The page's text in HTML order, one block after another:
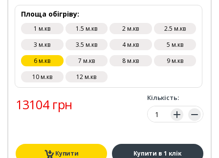
Площа обігріву:
1 м.кв 1.5 м.кв 2 м.кв
2.5 м.кв
3 м.кв
3.5 м.кв 4 м.кв
5 м.кв
6 м.кв
7 м.кв 8 м.кв
9 м.кв
10 м.кв
12 м.кв
13104 грн Кількість:
Кількість:
Купити Купити в 1 клік